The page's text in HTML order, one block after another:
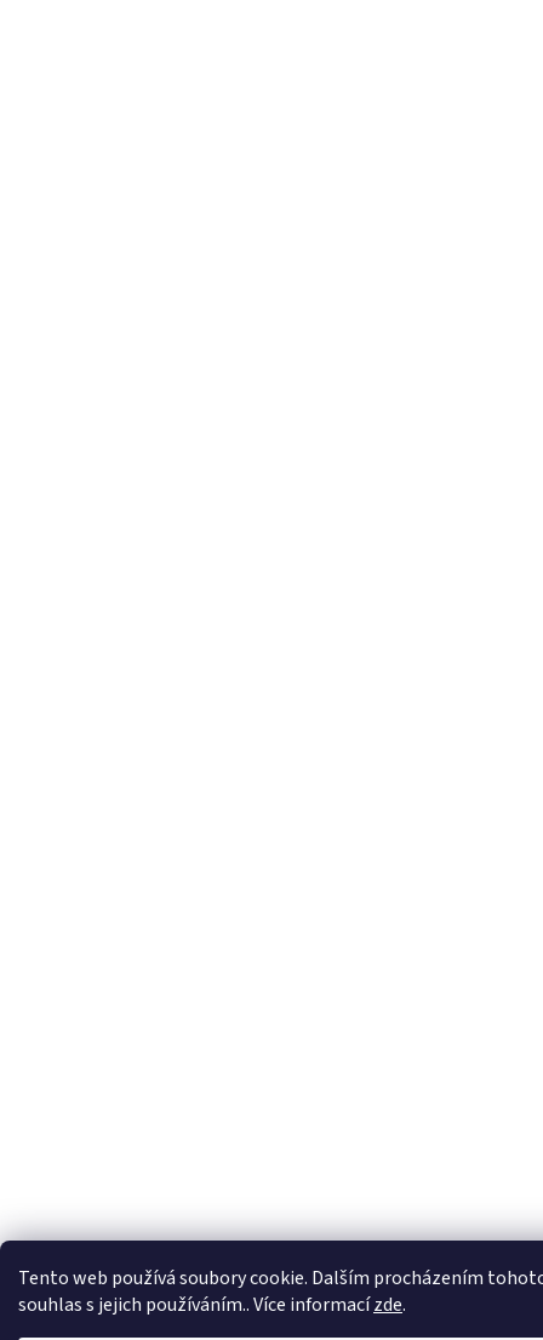
Tento web používá soubory cookie. Dalším procházením
souhlas s jejich používáním.. Více informacízde.